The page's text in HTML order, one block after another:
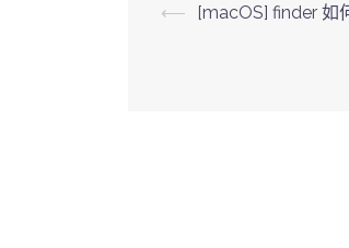
Post
⟵ [macOS] finder 如